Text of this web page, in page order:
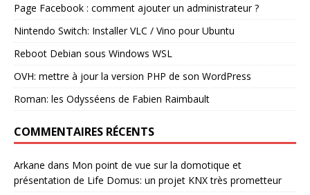
Page Facebook : comment ajouter un administrateur ?
Nintendo Switch: Installer VLC / Vino pour Ubuntu
Reboot Debian sous Windows WSL
OVH: mettre à jour la version PHP de son WordPress
Roman: les Odysséens de Fabien Raimbault
COMMENTAIRES RÉCENTS
Arkane dans Mon point de vue sur la domotique et
présentation de Life Domus: un projet KNX très prometteur